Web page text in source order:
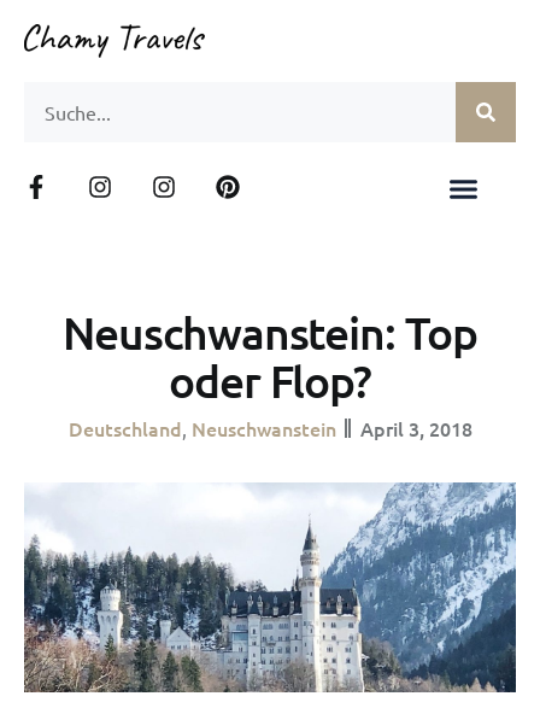
Neuschwanstein: Top
oder Flop?
Deutschland Neuschwanstein April 3, 2018